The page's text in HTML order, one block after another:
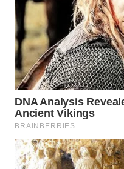
WAHANANEWS
ID
WAHANANEWS
CO ID
WAHANANEWS
NET
WAHANA
SPORT